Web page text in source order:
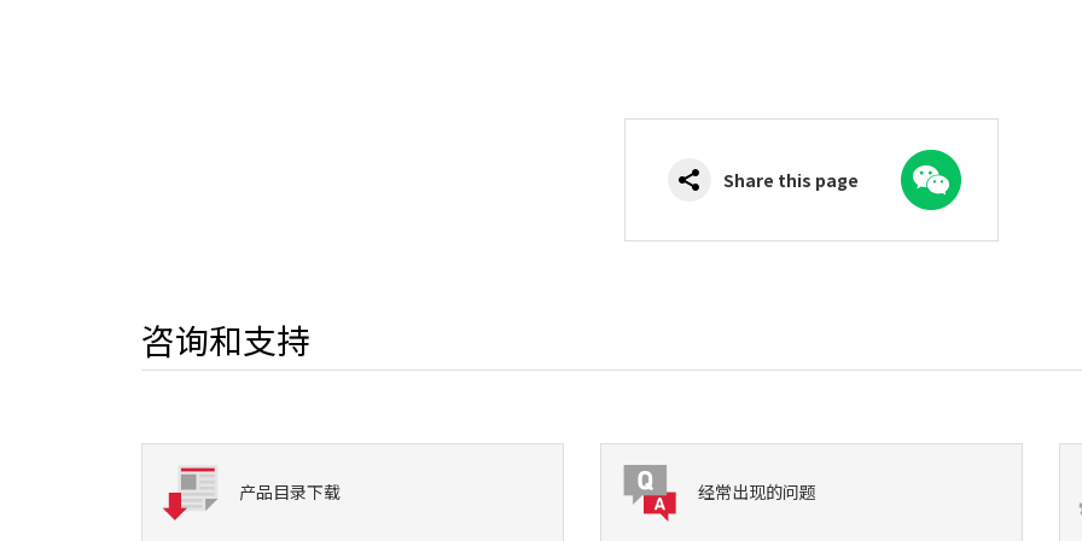
Share this page
WeChat
咨询和支持
产品目录下载 经常出现的问题